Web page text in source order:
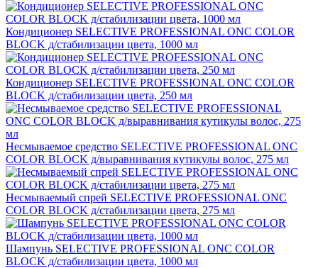
Кондиционер SELECTIVE PROFESSIONAL ONC COLOR
BLOCK д/стабилизации цвета, 1000 мл
Кондиционер SELECTIVE PROFESSIONAL ONC COLOR
BLOCK д/стабилизации цвета, 250 мл
Несмываемое средство SELECTIVE PROFESSIONAL ONC
COLOR BLOCK д/выравнивания кутикулы волос, 275 мл
Несмываемый спрей SELECTIVE PROFESSIONAL ONC
COLOR BLOCK д/стабилизации цвета, 275 мл
Шампунь SELECTIVE PROFESSIONAL ONC COLOR
BLOCK д/стабилизации цвета, 1000 мл